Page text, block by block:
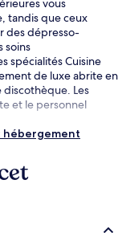
vous
tandis que ceux
des dépresso-
soins
spécialités Cuisine
de luxe abrite en
discothèque. Les
et le personnel
hébergement